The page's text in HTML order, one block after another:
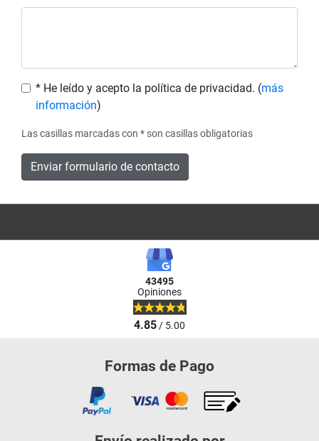
* He leído y acepto la política de privacidad. (más
información)
Las casillas marcadas con * son casillas obligatorias
Enviar formulario de contacto
43495
Opiniones
4.85/ 5.00
Formas de Pago